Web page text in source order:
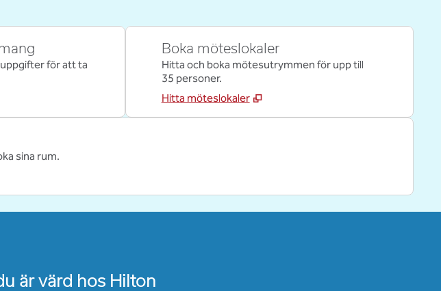
för att ta
Boka möteslokaler
Hitta och boka mötesutrymmen för upp till
35 personer.
Hitta möteslokaler
sina rum.
är värd hos Hilton